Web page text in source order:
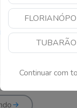
Continuar com
registrado
São José
um prédio anexo à
e